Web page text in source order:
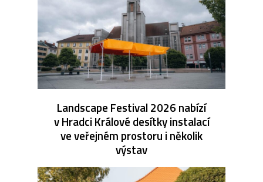
Landscape Festival 2026 nabízí
v Hradci Králové desítky instalací
ve veřejném prostoru i několik
výstav